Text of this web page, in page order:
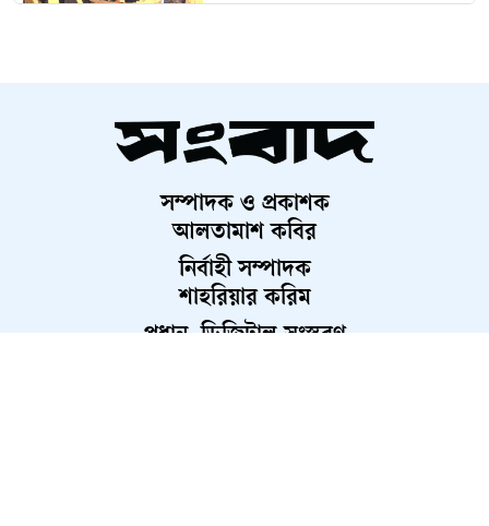
স্টোরেজ উদ্বোধন
আলিয়া মাদরাসায় আবার উত্তেজনা:
সংঘাত এড়াতে মোতায়েন পুলিশ
ব্যারিকেড
গণহত্যার বিচারের নামে প্রহসন
সম্পাদক ও প্রকাশক
আলতামাশ কবির
নির্বাহী সম্পাদক
শাহরিয়ার করিম
প্রধান, ডিজিটাল সংস্করণ